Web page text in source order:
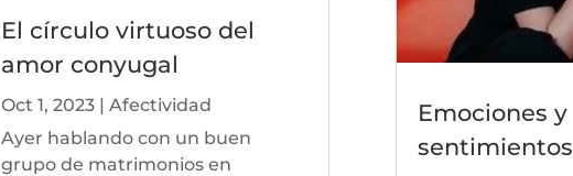
El círculo virtuoso del
amor conyugal
Oct 1, 2023| Afectividad
Ayer hablando con un buen
grupo de matrimonios en
Emociones y
sentimientos